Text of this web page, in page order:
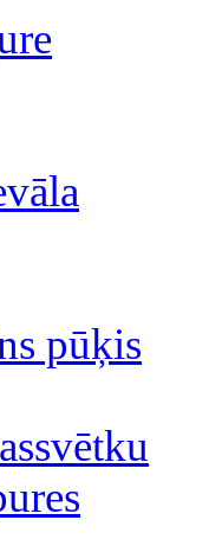
pūķis